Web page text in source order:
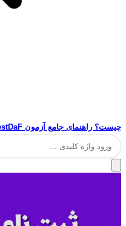
چیست؟ راهنمای جامع آزمون TestDaF
جستجو
برای: